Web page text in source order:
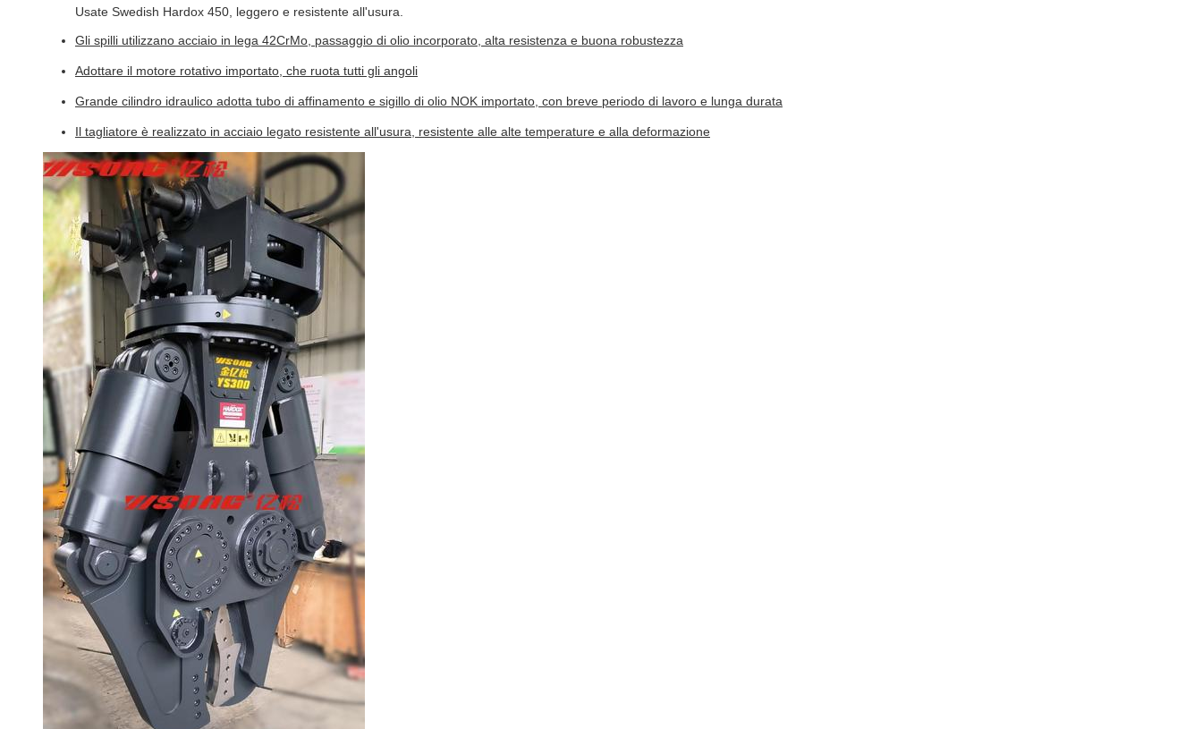
Usate Swedish Hardox 450, leggero e resistente all'usura.
Gli spilli utilizzano acciaio in lega 42CrMo, passaggio di olio incorporato, alta resistenza e buona robustezza
Adottare il motore rotativo importato, che ruota tutti gli angoli
Grande cilindro idraulico adotta tubo di affinamento e sigillo di olio NOK importato, con breve periodo di lavoro e lunga durata
Il tagliatore è realizzato in acciaio legato resistente all'usura, resistente alle alte temperature e alla deformazione